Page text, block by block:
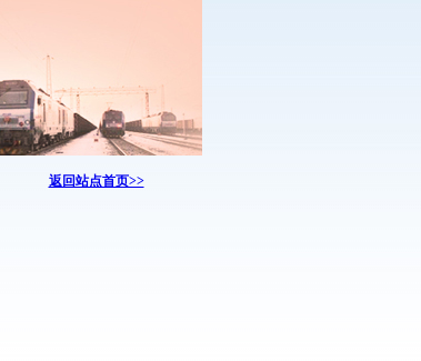
返回站点首页>>